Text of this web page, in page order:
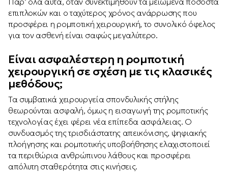
επιπλοκών και ο ταχύτερος χρόνος ανάρρωσης που
προσφέρει η ρομποτική χειρουργική, το συνολικό όφελος
για τον ασθενή είναι σαφώς μεγαλύτερο.
Είναι ασφαλέστερη η ρομποτική
χειρουργική σε σχέση με τις κλασικές
μεθόδους;
Τα συμβατικά χειρουργεία σπονδυλικής στήλης
θεωρούνται ασφαλή, όμως η εισαγωγή της ρομποτικής
τεχνολογίας έχει φέρει νέα επίπεδα ασφάλειας. Ο
συνδυασμός της τρισδιάστατης απεικόνισης, ψηφιακής
πλοήγησης και ρομποτικής υποβοήθησης ελαχιστοποιεί
τα περιθώρια ανθρώπινου λάθους και προσφέρει
απόλυτη σταθερότητα στις κινήσεις.